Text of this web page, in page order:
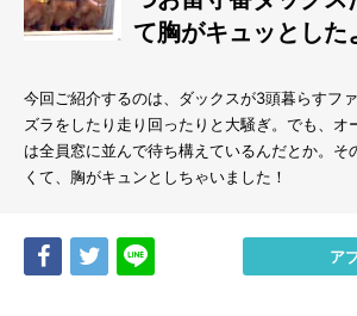
て胸がキュッとした
今回ご紹介するのは、ダックスが3頭暮らすフ
ズラをしたり走り回ったりと大騒ぎ。でも、オ
は全員窓に並んで待ち構えているんだとか。そ
くて、胸がキュンとしちゃいました！
Share Tweet ア